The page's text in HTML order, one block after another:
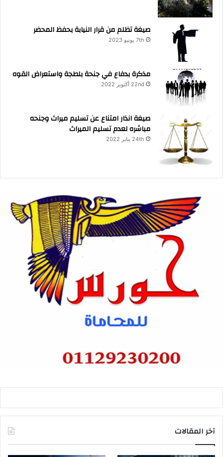
صيغة تظلم من قرار النيابة بحفظ المحضر
7th يونيو 2023
مذكرة بدفاع في جنحة بلطجة واستعراض القوه
22nd أكتوبر 2022
صيغة انذار امتناع عن تسليم ميراث وجنحه
مباشره لعدم تسليم الميراث
24th يناير 2022
آخر المقالات